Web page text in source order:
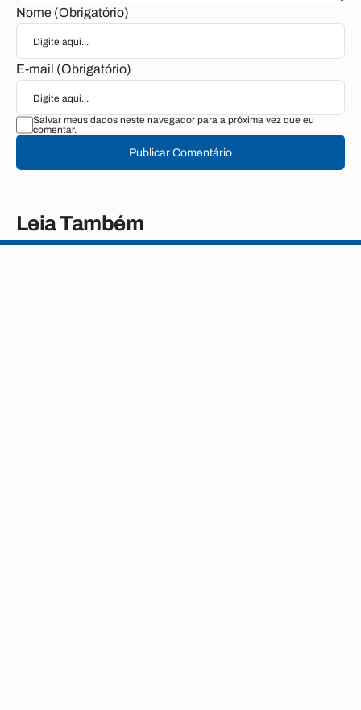
Nome (Obrigatório)
E-mail (Obrigatório)
Salvar meus dados neste navegador para a próxima vez que eu
comentar.
Publicar Comentário
Leia Também